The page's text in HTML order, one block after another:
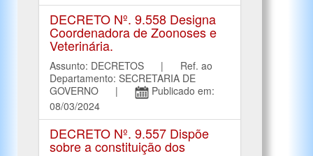
DECRETO Nº. 9.558 Designa
Coordenadora de Zoonoses e
Veterinária.
Assunto: DECRETOS | Ref. ao
Departamento: SECRETARIA DE
GOVERNO |
Publicado em:
08/03/2024
DECRETO Nº. 9.557 Dispõe
sobre a constituição dos